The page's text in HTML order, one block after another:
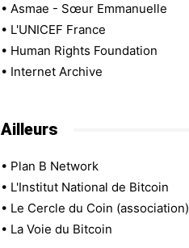
• Asmae - Sœur Emmanuelle
• L'UNICEF France
• Human Rights Foundation
• Internet Archive
Ailleurs
• Plan B Network
• L'Institut National de Bitcoin
• Le Cercle du Coin (association)
• La Voie du Bitcoin